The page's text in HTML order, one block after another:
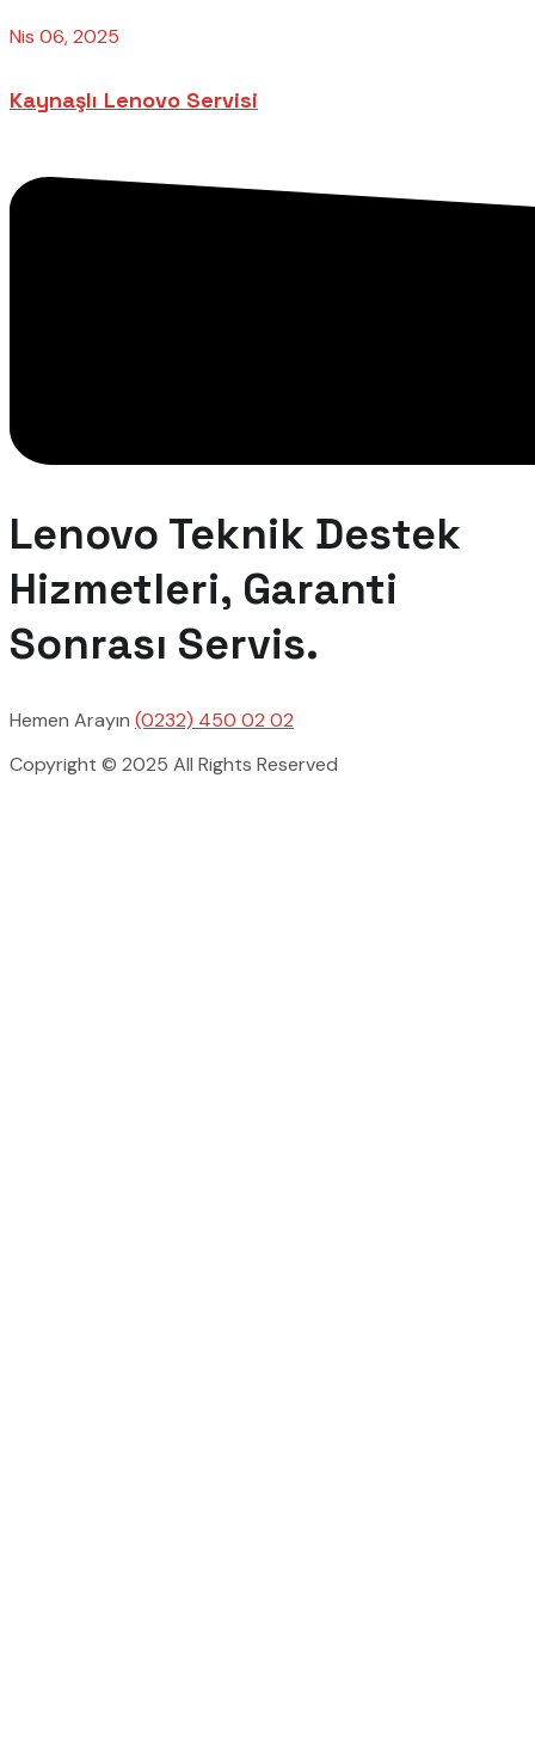
Nis 06, 2025
Kaynaşlı Lenovo Servisi
Lenovo Teknik Destek
Hizmetleri, Garanti
Sonrası Servis.
Hemen Arayın (0232) 450 02 02
Copyright © 2025 All Rights Reserved